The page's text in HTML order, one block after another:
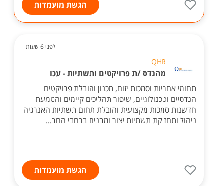
הגשת מועמדות
לפני 6 שעות
QHR
מהנדס /ת פרויקטים ותשתיות - עכו
תחומי אחריות וסמכות יזום, תכנון והובלת פרויקטים
הנדסיים וטכנולוגיים, שיפור תהליכים קיימים והטמעת
חדשנות סמכות מקצועית והובלת תחום תשתיות האנרגיה
ניהול ותחזוקת תשתיות יצור ומבנים ברחבי החב...
הגשת מועמדות